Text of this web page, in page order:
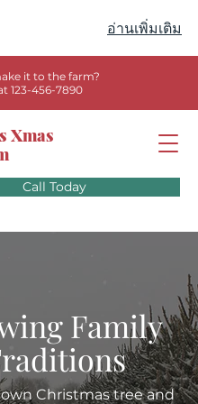
อ่านเพิ่มเติม